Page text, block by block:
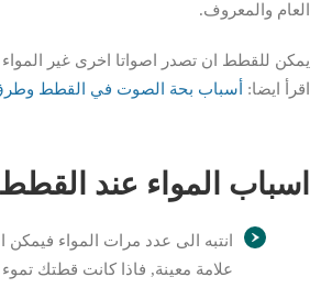
العام والمعروف.
يمكن للقطط ان تصدر اصواتا اخرى غير المواء
اقرأ ايضا:
أسباب بحة الصوت في القطط وطرق
اسباب المواء عند القطط
انتبه الى عدد مرات المواء
علامة معينة, فاذا كانت قطتك